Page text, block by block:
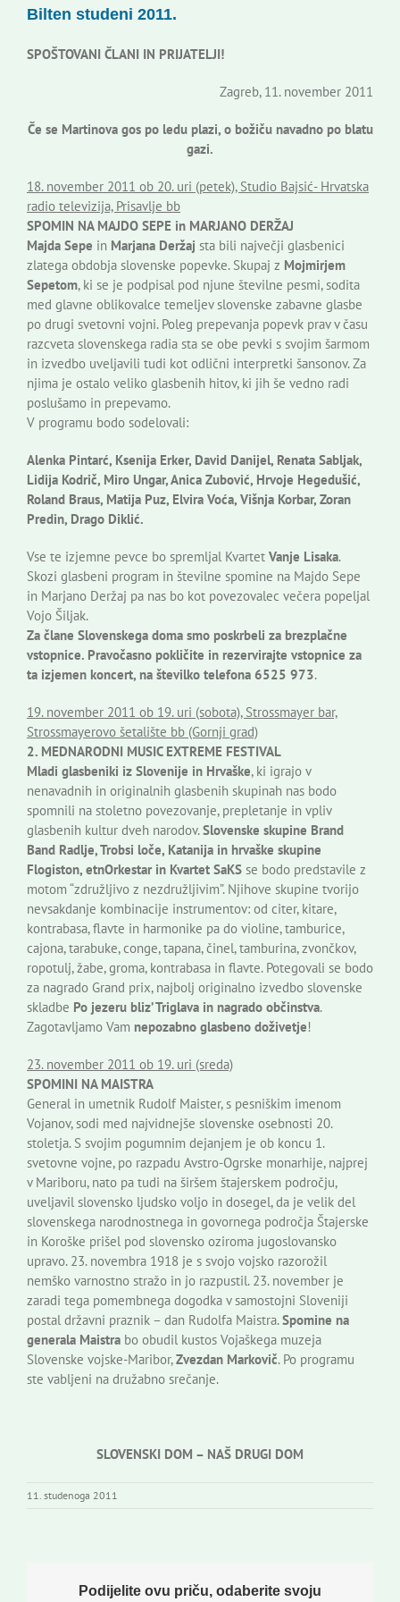
Bilten studeni 2011.
SPOŠTOVANI ČLANI IN PRIJATELJI!
Zagreb, 11. november 2011
Če se Martinova gos po ledu plazi, o božiču navadno po blatu
gazi.
18. november 2011 ob 20. uri (petek), Studio Bajsić- Hrvatska
radio televizija, Prisavlje bb
SPOMIN NA MAJDO SEPE in MARJANO DERŽAJ
Majda Sepe in Marjana Deržaj sta bili največji glasbenici
zlatega obdobja slovenske popevke. Skupaj z Mojmirjem
Sepetom, ki se je podpisal pod njune številne pesmi, sodita
med glavne oblikovalce temeljev slovenske zabavne glasbe
po drugi svetovni vojni. Poleg prepevanja popevk prav v času
razcveta slovenskega radia sta se obe pevki s svojim šarmom
in izvedbo uveljavili tudi kot odlični interpretki šansonov. Za
njima je ostalo veliko glasbenih hitov, ki jih še vedno radi
poslušamo in prepevamo.
V programu bodo sodelovali:
Alenka Pintarć, Ksenija Erker, David Danijel, Renata Sabljak,
Lidija Kodrič, Miro Ungar, Anica Zubović, Hrvoje Hegedušić,
Roland Braus, Matija Puz, Elvira Voća, Višnja Korbar, Zoran
Predin, Drago Diklić.
Vse te izjemne pevce bo spremljal Kvartet Vanje Lisaka.
Skozi glasbeni program in številne spomine na Majdo Sepe
in Marjano Deržaj pa nas bo kot povezovalec večera popeljal
Vojo Šiljak.
Za člane Slovenskega doma smo poskrbeli za brezplačne
vstopnice. Pravočasno pokličite in rezervirajte vstopnice za
ta izjemen koncert, na številko telefona 6525 973.
19. november 2011 ob 19. uri (sobota), Strossmayer bar,
Strossmayerovo šetalište bb (Gornji grad)
2. MEDNARODNI MUSIC EXTREME FESTIVAL
Mladi glasbeniki iz Slovenije in Hrvaške, ki igrajo v
nenavadnih in originalnih glasbenih skupinah nas bodo
spomnili na stoletno povezovanje, prepletanje in vpliv
glasbenih kultur dveh narodov.Slovenske skupine Brand
Band Radlje, Trobsi loče, Katanija in hrvaške skupine
Flogiston, etnOrkestar in Kvartet SaKS se bodo predstavile z
motom “združljivo z nezdružljivim”. Njihove skupine tvorijo
nevsakdanje kombinacije instrumentov: od citer, kitare,
kontrabasa, flavte in harmonike pa do violine, tamburice,
cajona, tarabuke, conge, tapana, činel, tamburina, zvončkov,
ropotulj, žabe, groma, kontrabasa in flavte. Potegovali se bodo
za nagrado Grand prix, najbolj originalno izvedbo slovenske
skladbe Po jezeru bliz’ Triglava in nagrado občinstva.
Zagotavljamo Vam nepozabno glasbeno doživetje!
23. november 2011 ob 19. uri (sreda)
SPOMINI NA MAISTRA
General in umetnik Rudolf Maister, s pesniškim imenom
Vojanov, sodi med najvidnejše slovenske osebnosti 20.
stoletja. S svojim pogumnim dejanjem je ob koncu 1.
svetovne vojne, po razpadu Avstro-Ogrske monarhije, najprej
v Mariboru, nato pa tudi na širšem štajerskem področju,
uveljavil slovensko ljudsko voljo in dosegel, da je velik del
slovenskega narodnostnega in govornega področja Štajerske
in Koroške prišel pod slovensko oziroma jugoslovansko
upravo. 23. novembra 1918 je s svojo vojsko razorožil
nemško varnostno stražo in jo razpustil. 23. november je
zaradi tega pomembnega dogodka v samostojni Sloveniji
postal državni praznik – dan Rudolfa Maistra.Spomine na
generala Maistra bo obudil kustos Vojaškega muzeja
Slovenske vojske-Maribor,Zvezdan Markovič. Po programu
ste vabljeni na družabno srečanje.
SLOVENSKI DOM – NAŠ DRUGI DOM
11. studenoga 2011
Podijelite ovu priču, odaberite svoju